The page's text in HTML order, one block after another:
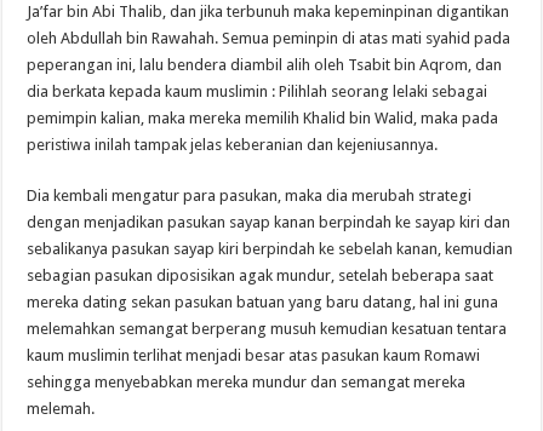
Ja’far bin Abi Thalib, dan jika terbunuh maka kepeminpinan digantikan
oleh Abdullah bin Rawahah. Semua peminpin di atas mati syahid pada
peperangan ini, lalu bendera diambil alih oleh Tsabit bin Aqrom, dan
dia berkata kepada kaum muslimin : Pilihlah seorang lelaki sebagai
pemimpin kalian, maka mereka memilih Khalid bin Walid, maka pada
peristiwa inilah tampak jelas keberanian dan kejeniusannya.
Dia kembali mengatur para pasukan, maka dia merubah strategi
dengan menjadikan pasukan sayap kanan berpindah ke sayap kiri dan
sebalikanya pasukan sayap kiri berpindah ke sebelah kanan, kemudian
sebagian pasukan diposisikan agak mundur, setelah beberapa saat
mereka dating sekan pasukan batuan yang baru datang, hal ini guna
melemahkan semangat berperang musuh kemudian kesatuan tentara
kaum muslimin terlihat menjadi besar atas pasukan kaum Romawi
sehingga menyebabkan mereka mundur dan semangat mereka
melemah.